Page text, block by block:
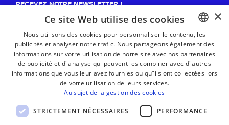
RECEVEZ NOTRE NEWSLETTER !
BASQUE
FRENCH
×
Ce site Web utilise des cookies
Nous utilisons des cookies pour personnaliser le contenu, les
publicités et analyser notre trafic. Nous partageons également des
informations sur votre utilisation de notre site avec nos partenaires
de publicité et d"analyse qui peuvent les combiner avec d"autres
informations que vous leur avez fournies ou qu"ils ont collectées lors
de votre utilisation de leurs services.
Au sujet de la gestion des cookies
STRICTEMENT NÉCESSAIRES PERFORMANCE